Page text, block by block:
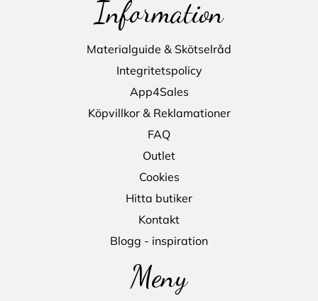
Information
Materialguide & Skötselråd
Integritetspolicy
App4Sales
Köpvillkor & Reklamationer
FAQ
Outlet
Cookies
Hitta butiker
Kontakt
Blogg - inspiration
Meny